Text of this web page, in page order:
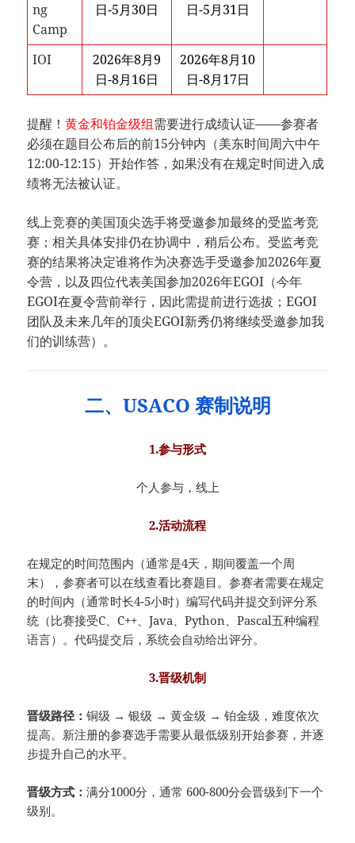
ng
Camp
日-5月30日
日-5月31日
IOI
2026年8月9
日-8月16日
2026年8月10
日-8月17日
提醒！黄金和铂金级组需要进行成绩认证——参赛者
必须在题目公布后的前15分钟内（美东时间周六中午
12:00-12:15）开始作答，如果没有在规定时间进入成
绩将无法被认证。
线上竞赛的美国顶尖选手将受邀参加最终的受监考竞
赛；相关具体安排仍在协调中，稍后公布。受监考竞
赛的结果将决定谁将作为决赛选手受邀参加2026年夏
令营，以及四位代表美国参加2026年EGOI（今年
EGOI在夏令营前举行，因此需提前进行选拔；EGOI
团队及未来几年的顶尖EGOI新秀仍将继续受邀参加我
们的训练营）。
二、USACO 赛制说明
1.参与形式
个人参与，线上
2.活动流程
在规定的时间范围内（通常是4天，期间覆盖一个周
末），参赛者可以在线查看比赛题目。参赛者需要在规定
的时间内（通常时长4-5小时）编写代码并提交到评分系
统（比赛接受C、C++、Java、Python、Pascal五种编程
语言）。代码提交后，系统会自动给出评分。
3.晋级机制
晋级路径：铜级 → 银级 → 黄金级 → 铂金级，难度依次
提高。新注册的参赛选手需要从最低级别开始参赛，并逐
步提升自己的水平。
晋级方式：满分1000分，通常 600-800分会晋级到下一个
级别。